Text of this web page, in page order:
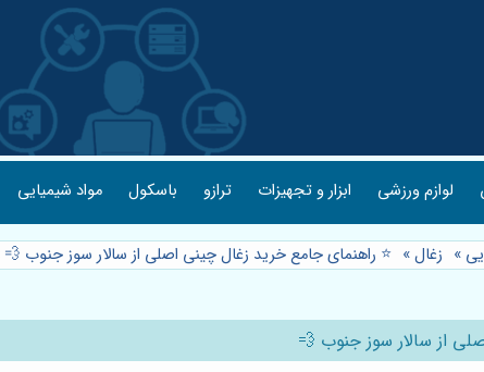
لوازم ورزشی ابزار و تجهیزات ترازو باسکول مواد شیمیایی
» زغال» ⭐️ راهنمای جامع خرید زغال چینی اصلی از سالار سوز جنوب 💨
از سالار سوز جنوب 💨